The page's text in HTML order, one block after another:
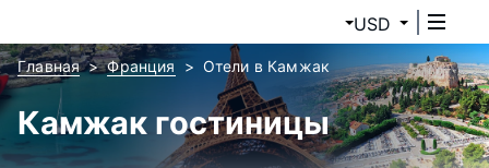
USD
Главная Франция Отели в Камжак
Камжак гостиницы